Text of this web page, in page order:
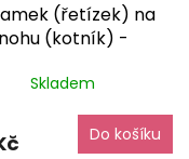
(řetízek) na
nohu (kotník) -
balení zdarma
Skladem
Do košíku